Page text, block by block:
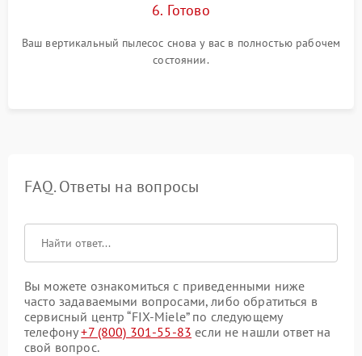
6. Готово
Ваш вертикальный пылесос снова у вас в полностью рабочем
состоянии.
FAQ. Ответы на вопросы
Вы можете ознакомиться с приведенными ниже
часто задаваемыми вопросами, либо обратиться в
сервисный центр “FIX-Miele” по следующему
телефону+7 (800) 301-55-83 если не нашли ответ на
свой вопрос.